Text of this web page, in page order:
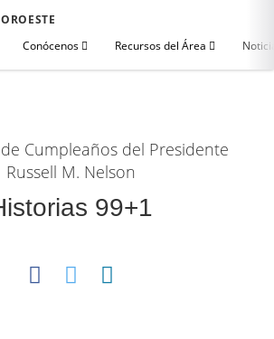
Conócenos Recursos del Área
Cumpleaños del Presidente
Russell M. Nelson
99+1